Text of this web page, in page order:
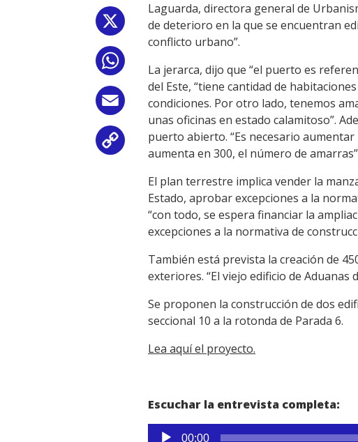
WhatsApp
Email
Copy
Laguarda, directora general de
de deterioro en la que se encuentran
conflicto urbano”.
La jerarca, dijo que “el puerto es
del Este, “tiene cantidad de
condiciones. Por otro lado, tenemos
unas oficinas en estado calamitoso”.
puerto abierto. “Es necesario
aumenta en 300, el número de
El plan terrestre implica vender la
Estado, aprobar excepciones a la
“con todo, se espera financiar la
excepciones a la normativa de
También está prevista la creación de
exteriores. “El viejo edificio de
Se proponen la construcción de dos
seccional 10 a la rotonda de Parada 6.
Lea aquí el proyecto.
Escuchar la entrevista completa:
Reproductor
00:00